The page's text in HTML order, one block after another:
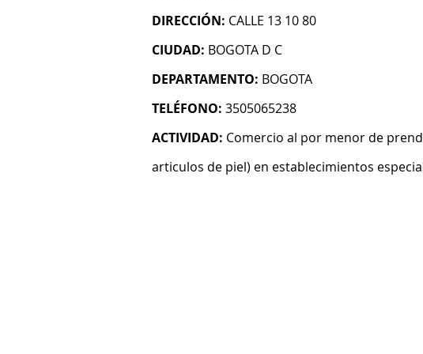
DIRECCIÓN: CALLE 13 10 80
CIUDAD: BOGOTA D C
DEPARTAMENTO: BOGOTA
TELÉFONO: 3505065238
ACTIVIDAD: Comercio al por menor de
articulos de piel) en establecimientos